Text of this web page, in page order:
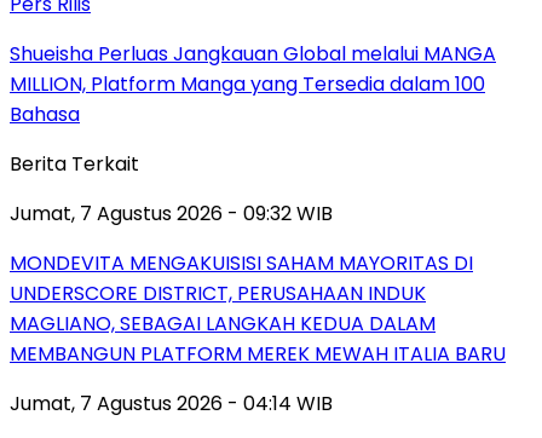
Shueisha Perluas Jangkauan Global melalui MANGA
MILLION, Platform Manga yang Tersedia dalam 100
Bahasa
Berita Terkait
Jumat, 7 Agustus 2026 - 09:32 WIB
MONDEVITA MENGAKUISISI SAHAM MAYORITAS DI
UNDERSCORE DISTRICT, PERUSAHAAN INDUK
MAGLIANO, SEBAGAI LANGKAH KEDUA DALAM
MEMBANGUN PLATFORM MEREK MEWAH ITALIA BARU
Jumat, 7 Agustus 2026 - 04:14 WIB